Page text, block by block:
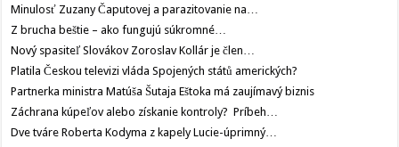
Minulosť Zuzany Čaputovej a parazitovanie na…
Z brucha beštie – ako fungujú súkromné…
Nový spasiteľ Slovákov Zoroslav Kollár je člen…
Platila Českou televizi vláda Spojených států amerických?
Partnerka ministra Matúša Šutaja Eštoka má zaujímavý biznis
Záchrana kúpeľov alebo získanie kontroly? Príbeh…
Dve tváre Roberta Kodyma z kapely Lucie-úprimný…